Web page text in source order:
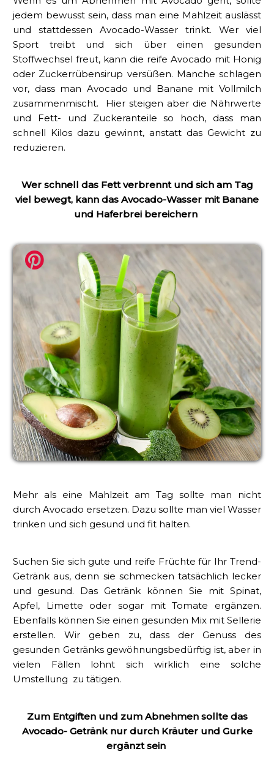
jedem bewusst sein, dass man eine Mahlzeit auslässt
und stattdessen Avocado-Wasser trinkt. Wer viel
Sport treibt und sich über einen gesunden
Stoffwechsel freut, kann die reife Avocado mit Honig
oder Zuckerrübensirup versüßen. Manche schlagen
vor, dass man Avocado und Banane mit Vollmilch
zusammenmischt. Hier steigen aber die Nährwerte
und Fett- und Zuckeranteile so hoch, dass man
schnell Kilos dazu gewinnt, anstatt das Gewicht zu
reduzieren.
Wer schnell das Fett verbrennt und sich am Tag
viel bewegt, kann das Avocado-Wasser mit Banane
und Haferbrei bereichern
Mehr als eine Mahlzeit am Tag sollte man nicht
durch Avocado ersetzen. Dazu sollte man viel Wasser
trinken und sich gesund und fit halten.
Suchen Sie sich gute und reife Früchte für Ihr Trend-
Getränk aus, denn sie schmecken tatsächlich lecker
und gesund. Das Getränk können Sie mit Spinat,
Apfel, Limette oder sogar mit Tomate ergänzen.
Ebenfalls können Sie einen gesunden Mix mit Sellerie
erstellen. Wir geben zu, dass der Genuss des
gesunden Getränks gewöhnungsbedürftig ist, aber in
vielen Fällen lohnt sich wirklich eine solche
Umstellung zu tätigen.
Zum Entgiften und zum Abnehmen sollte das
Avocado- Getränk nur durch Kräuter und Gurke
ergänzt sein